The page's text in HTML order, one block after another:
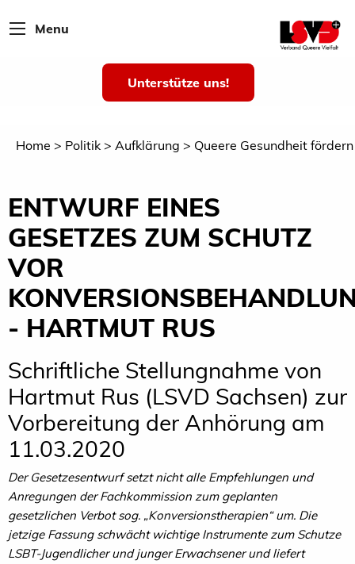
Menu
Unterstütze uns!
Home Politik Aufklärung Queere Gesundheit fördern
ENTWURF EINES
GESETZES ZUM SCHUTZ
VOR
- HARTMUT RUS
Schriftliche Stellungnahme von
Hartmut Rus (LSVD Sachsen) zur
Vorbereitung der Anhörung am
11.03.2020
Der Gesetzesentwurf setzt nicht alle Empfehlungen und
Anregungen der Fachkommission zum geplanten
gesetzlichen Verbot sog. „Konversionstherapien“ um. Die
jetzige Fassung schwächt wichtige Instrumente zum Schutze
LSBT-Jugendlicher und junger Erwachsener und liefert